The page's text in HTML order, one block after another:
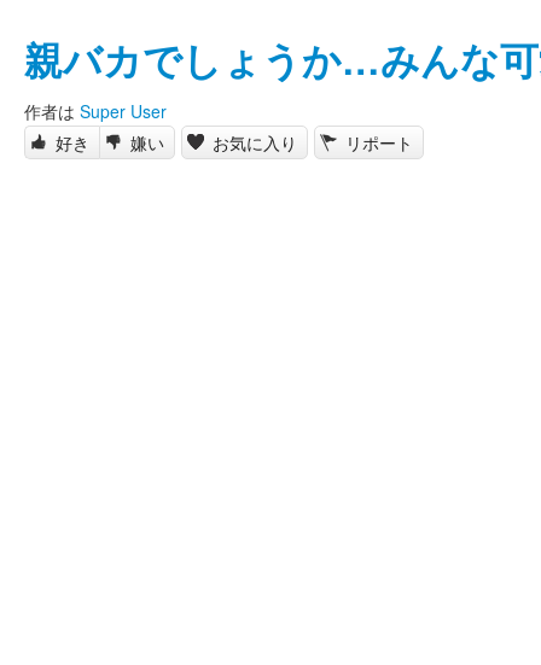
親バカでしょうか…みんな
作者は Super User
好き
嫌い お気に入り リポート